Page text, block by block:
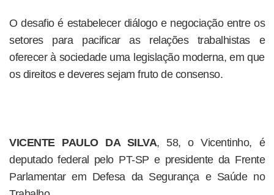
O desafio é estabelecer diálogo e negociação entre os
setores para pacificar as relações trabalhistas e
oferecer à sociedade uma legislação moderna, em que
os direitos e deveres sejam fruto de consenso.
VICENTE PAULO DA SILVA, 58, o Vicentinho, é
deputado federal pelo PT-SP e presidente da Frente
Parlamentar em Defesa da Segurança e Saúde no